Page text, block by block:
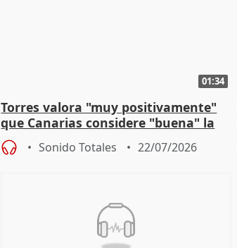
01:34
Torres valora "muy positivamente"
que Canarias considere "buena" la
propuesta del CPFF
Sonido Totales 22/07/2026